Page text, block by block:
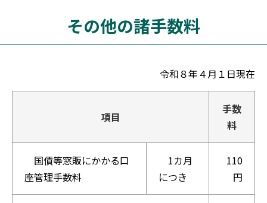
その他の諸手数料
令和８年４月１日現在
項目
手数
料
国債等窓販にかかる口
座管理手数料
1カ月
につき
110
円